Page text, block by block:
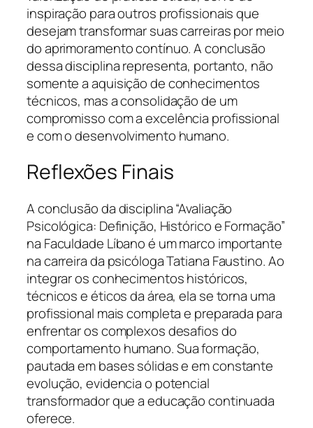
inspiração para outros profissionais que
desejam transformar suas carreiras por meio
do aprimoramento contínuo. A conclusão
dessa disciplina representa, portanto, não
somente a aquisição de conhecimentos
técnicos, mas a consolidação de um
compromisso com a excelência profissional
e com o desenvolvimento humano.
Reflexões Finais
A conclusão da disciplina “Avaliação
Psicológica: Definição, Histórico e Formação”
na Faculdade Líbano é um marco importante
na carreira da psicóloga Tatiana Faustino. Ao
integrar os conhecimentos históricos,
técnicos e éticos da área, ela se torna uma
profissional mais completa e preparada para
enfrentar os complexos desafios do
comportamento humano. Sua formação,
pautada em bases sólidas e em constante
evolução, evidencia o potencial
transformador que a educação continuada
oferece.